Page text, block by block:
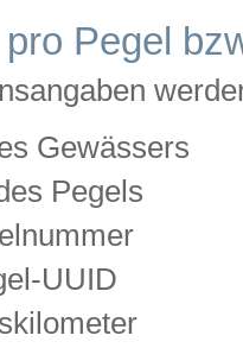
Pegel
Gewässers
Pegels
UUID